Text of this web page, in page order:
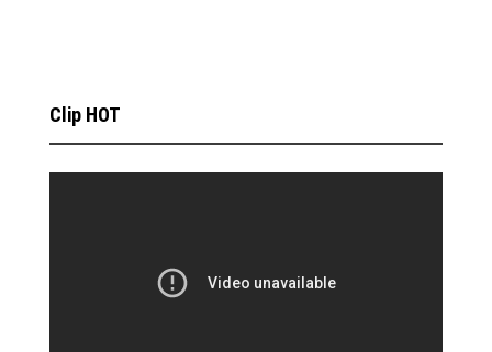
Clip HOT